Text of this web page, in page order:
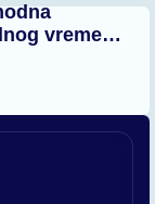
vreme…